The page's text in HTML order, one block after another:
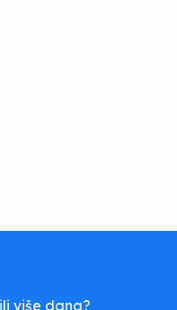
više dana?